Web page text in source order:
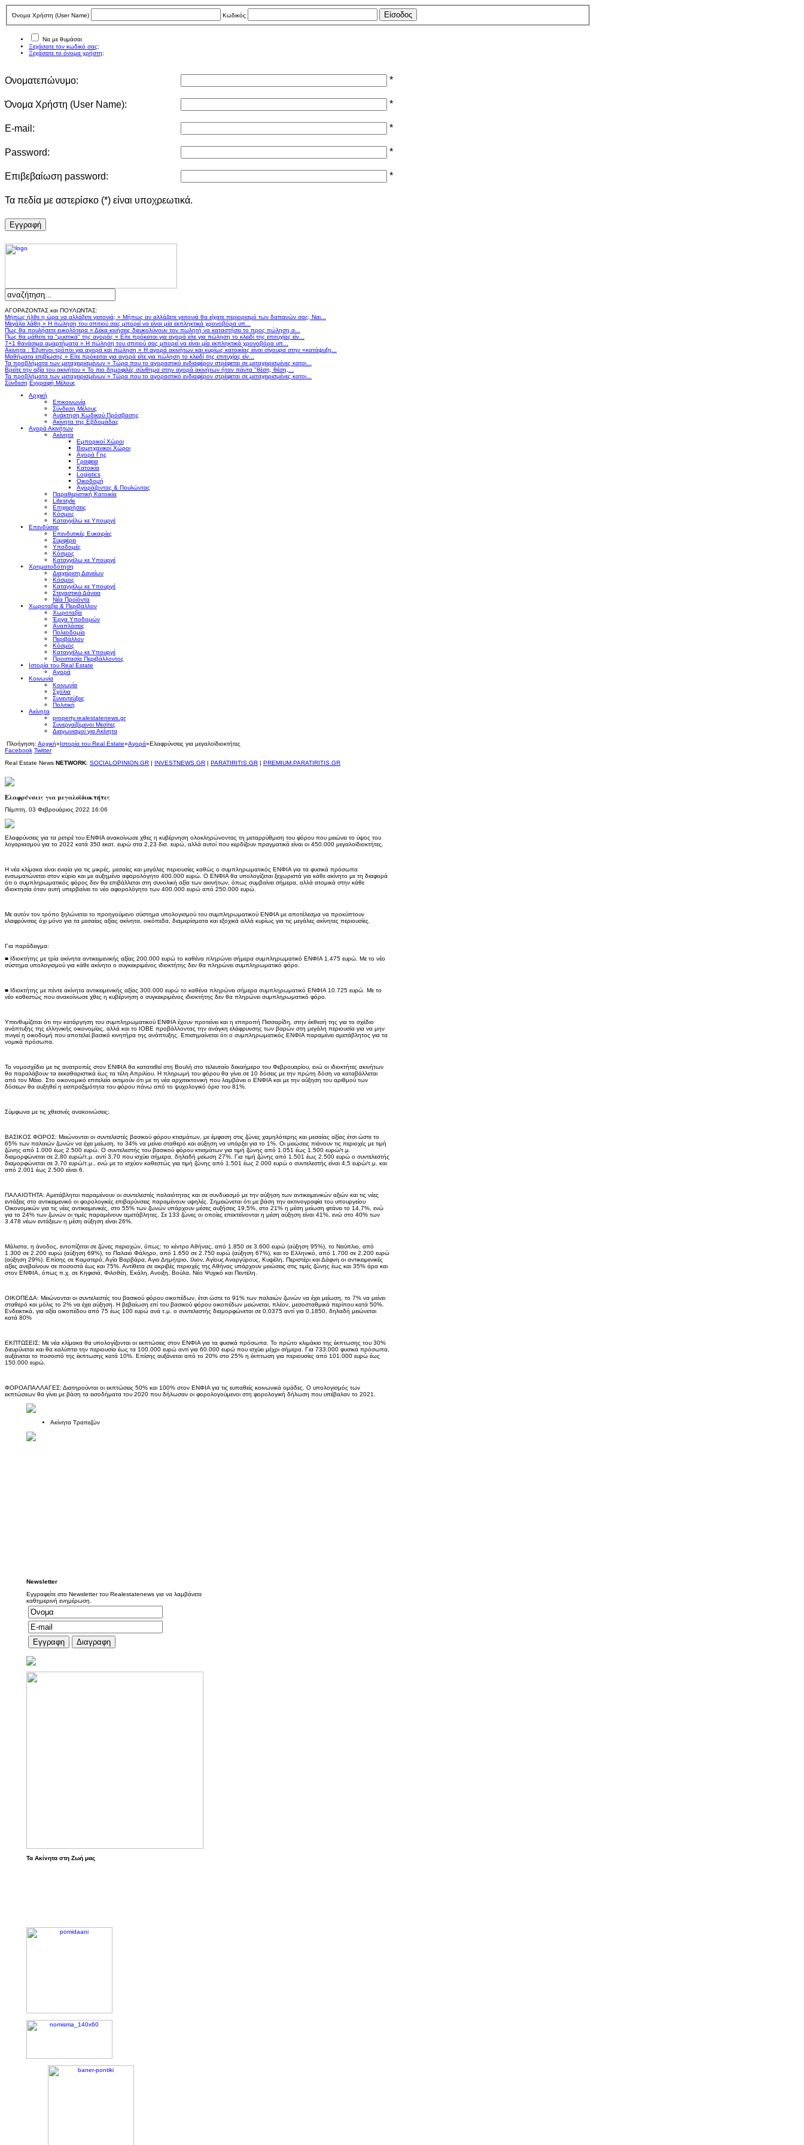
Όνομα Χρήστη (User Νame) Κωδικός
Να με θυμάσαι
Ξεχάσατε τον κωδικό σας;
Ξεχάσατε το όνομα χρήστη;
Ονοματεπώνυμο: *
Όνομα Χρήστη (User Νame): *
E-mail: *
Password: *
Επιβεβαίωση password: *
Τα πεδία με αστερίσκο (*) είναι υποχρεωτικά.
Eγγραφή
ΑΓΟΡΑΖΟΝΤΑΣ και ΠΟΥΛΩΝΤΑΣ:
Μήπως ήλθε η ώρα να αλλάξετε γειτονιά; » Μήπως αν αλλάζατε γειτονιά θα είχατε περιορισμό των δαπανών σας; Ναι...
Μεγάλα λάθη » Η πώληση του σπιτιού σας μπορεί να είναι μία εκπληκτικά χρονοβόρα υπ...
Πως θα πουλήσετε ευκολότερα » Δέκα κινήσεις διευκολύνουν τον πωλητή να καταστήσει το προς πώληση α...
Πως θα μάθετε τα "μυστικά" της αγοράς » Είτε πρόκειται για αγορά είτε για πώληση το κλειδί της επιτυχίας είν...
7+1 θανάσιμα αμαρτήματα » Η πώληση του σπιτιού σας μπορεί να είναι μία εκπληκτικά χρονοβόρα υπ...
Ακινητα : Έξυπνοι τρόποι για αγορά και πώληση » Η αγορά ακινήτων και κυρίως κατοικίας είναι σίγουρα στην «κατάψυξη...
Μαθήματα επιβίωσης » Είτε πρόκειται για αγορά είτε για πώληση το κλειδί της επιτυχίας είν...
Τα προβλήματα των μεταχειρισμένων » Τώρα που το αγοραστικό ενδιαφέρον στρέφεται σε μεταχειρισμένες κατοι...
Βρείτε την αξία του ακινήτου » Το πιο δημοφιλές σύνθημα στην αγορά ακινήτων ήταν πάντα "θέση, θέση,...
Τα προβλήματα των μεταχειρισμένων » Τώρα που το αγοραστικό ενδιαφέρον στρέφεται σε μεταχειρισμένες κατοι...
Σύνδεση Εγγραφή Μέλους
Αρχική
Επικοινωνία
Σύνδεση Μέλους
Ανάκτηση Κωδικού Πρόσβασης
Ακίνητα της Εβδομάδας
Αγορά Ακινήτων
Ακίνητα
Εμπορικοί Χώροι
Βιομηχανικοί Χώροι
Αγορά Γης
Γραφεια
Κατοικία
Logistics
Οικοδομή
Αγοράζοντας & Πουλώντας
Παραθεριστική Κατοικία
Lifestyle
Επιχειρήσεις
Κόσμος
Καταγγέλω κε Υπουργέ
Επενδύσεις
Επενδυτικές Ευκαιρίες
Συμφέρει
Υποδομές
Κόσμος
Καταγγέλω κε Υπουργέ
Χρηματοδότηση
Διαχείριση Δανείων
Κόσμος
Καταγγέλω κε Υπουργέ
Στεγαστικά Δάνεια
Νέα Προϊόντα
Χωροταξία & Περιβάλλον
Χωροταξία
Έργα Υποδομών
Αναπλάσεις
Πολεοδομία
Περιβάλλον
Κόσμος
Καταγγέλω κε Υπουργέ
Προστασία Περιβάλλοντος
Ιστορία του Real Estate
Αγορά
Κοινωνία
Κοινωνία
Σχόλια
Συνεντεύξεις
Πολιτική
Ακίνητα
property.realestatenews.gr
Συνεργαζόμενοι Μεσίτες
Διαγωνισμοί για Ακίνητα
Πλοήγηση: Αρχική»Ιστορία του Real Estate»Αγορά»Ελαφρύνσεις για μεγαλοϊδιοκτήτες
Facebook Twitter
Real Estate News NETWORK: SOCIALOPINION.GR | INVESTNEWS.GR | PARATIRITIS.GR | PREMIUM.PARATIRITIS.GR
Ελαφρύνσεις για μεγαλοϊδιοκτήτες
Πέμπτη, 03 Φεβρουάριος 2022 16:06
Ελαφρύνσεις για τα ρετιρέ του ΕΝΦΙΑ ανακοίνωσε χθες η κυβέρνηση ολοκληρώνοντας τη μεταρρύθμιση του φόρου που μειώνει το ύψος του
λογαριασμού για το 2022 κατά 350 εκατ. ευρώ στα 2,23 δισ. ευρώ, αλλά αυτοί που κερδίζουν πραγματικά είναι οι 450.000 μεγαλοϊδιοκτήτες.
Η νέα κλίμακα είναι ενιαία για τις μικρές, μεσαίες και μεγάλες περιουσίες καθώς ο συμπληρωματικός ΕΝΦΙΑ για τα φυσικά πρόσωπα
ενσωματώνεται στον κύριο και με αυξημένο αφορολόγητο 400.000 ευρώ. Ο ΕΝΦΙΑ θα υπολογίζεται ξεχωριστά για κάθε ακίνητο με τη διαφορά
ότι ο συμπληρωματικός φόρος δεν θα επιβάλλεται στη συνολική αξία των ακινήτων, όπως συμβαίνει σήμερα, αλλά ατομικά στην κάθε
ιδιοκτησία όταν αυτή υπερβαίνει το νέο αφορολόγητο των 400.000 ευρώ από 250.000 ευρώ.
Με αυτόν τον τρόπο ξηλώνεται το προηγούμενο σύστημα υπολογισμού του συμπληρωματικού ΕΝΦΙΑ με αποτέλεσμα να προκύπτουν
ελαφρύνσεις όχι μόνο για τα μεσαίας αξίας ακίνητα, οικόπεδα, διαμερίσματα και εξοχικά αλλά κυρίως για τις μεγάλες ακίνητες περιουσίες.
Για παράδειγμα:
■ Ιδιοκτήτης με τρία ακίνητα αντικειμενικής αξίας 200.000 ευρώ το καθένα πληρώνει σήμερα συμπληρωματικό ΕΝΦΙΑ 1.475 ευρώ. Με το νέο
σύστημα υπολογισμού για κάθε ακίνητο ο συγκεκριμένος ιδιοκτήτης δεν θα πληρώνει συμπληρωματικό φόρο.
■ Ιδιοκτήτης με πέντε ακίνητα αντικειμενικής αξίας 300.000 ευρώ το καθένα πληρώνει σήμερα συμπληρωματικό ΕΝΦΙΑ 10.725 ευρώ. Με το
νέο καθεστώς που ανακοίνωσε χθες η κυβέρνηση ο συγκεκριμένος ιδιοκτήτης δεν θα πληρώνει συμπληρωματικό φόρο.
Υπενθυμίζεται ότι την κατάργηση του συμπληρωματικού ΕΝΦΙΑ έχουν προτείνει και η επιτροπή Πισσαρίδη, στην έκθεσή της για το σχέδιο
ανάπτυξης της ελληνικής οικονομίας, αλλά και το ΙΟΒΕ προβάλλοντας την ανάγκη ελάφρυνσης των βαρών στη μεγάλη περιουσία για να μην
πνιγεί η οικοδομή που αποτελεί βασικό κινητήρα της ανάπτυξης. Επισημαίνεται ότι ο συμπληρωματικός ΕΝΦΙΑ παραμένει αμετάβλητος για τα
νομικά πρόσωπα.
Το νομοσχέδιο με τις ανατροπές στον ΕΝΦΙΑ θα κατατεθεί στη Βουλή στο τελευταίο δεκαήμερο του Φεβρουαρίου, ενώ οι ιδιοκτήτες ακινήτων
θα παραλάβουν τα εκκαθαριστικά έως τα τέλη Απριλίου. Η πληρωμή του φόρου θα γίνει σε 10 δόσεις με την πρώτη δόση να καταβάλλεται
από τον Μάιο. Στο οικονομικό επιτελείο εκτιμούν ότι με τη νέα αρχιτεκτονική που λαμβάνει ο ΕΝΦΙΑ και με την αύξηση του αριθμού των
δόσεων θα αυξηθεί η εισπραξιμότητα του φόρου πάνω από το ψυχολογικό όριο του 81%.
Σύμφωνα με τις χθεσινές ανακοινώσεις:
ΒΑΣΙΚΟΣ ΦΟΡΟΣ: Μειώνονται οι συντελεστές βασικού φόρου κτισμάτων, με έμφαση στις ζώνες χαμηλότερης και μεσαίας αξίας έτσι ώστε το
65% των παλαιών ζωνών να έχει μείωση, το 34% να μείνει σταθερό και αύξηση να υπάρξει για το 1%. Οι μειώσεις πιάνουν τις περιοχές με τιμή
ζώνης από 1.000 έως 2.500 ευρώ. Ο συντελεστής του βασικού φόρου κτισμάτων για τιμή ζώνης από 1.051 έως 1.500 ευρώ/τ.μ.
διαμορφώνεται σε 2,80 ευρώ/τ.μ. αντί 3,70 που ισχύει σήμερα, δηλαδή μείωση 27%. Για τιμή ζώνης από 1.501 έως 2.500 ευρώ ο συντελεστής
διαμορφώνεται σε 3,70 ευρώ/τ.μ., ενώ με το ισχύον καθεστώς για τιμή ζώνης από 1.501 έως 2.000 ευρώ ο συντελεστής είναι 4,5 ευρώ/τ.μ. και
από 2.001 έως 2.500 είναι 6.
ΠΑΛΑΙΟΤΗΤΑ: Αμετάβλητοι παραμένουν οι συντελεστές παλαιότητας και σε συνδυασμό με την αύξηση των αντικειμενικών αξιών και τις νέες
εντάξεις στο αντικειμενικό οι φορολογικές επιβαρύνσεις παραμένουν υψηλές. Σημειώνεται ότι με βάση την ακτινογραφία του υπουργείου
Οικονομικών για τις νέες αντικειμενικές, στο 55% των ζωνών υπάρχουν μέσες αυξήσεις 19,5%, στο 21% η μέση μείωση φτάνει το 14,7%, ενώ
για το 24% των ζωνών οι τιμές παραμένουν αμετάβλητες. Σε 133 ζώνες οι οποίες επεκτείνονται η μέση αύξηση είναι 41%, ενώ στο 40% των
3.478 νέων εντάξεων η μέση αύξηση είναι 26%.
Μάλιστα, η άνοδος, εντοπίζεται σε ζώνες περιοχών, όπως: το κέντρο Αθήνας, από 1.850 σε 3.600 ευρώ (αύξηση 95%), το Ναύπλιο, από
1.300 σε 2.200 ευρώ (αύξηση 69%), το Παλαιό Φάληρο, από 1.650 σε 2.750 ευρώ (αύξηση 67%), και το Ελληνικό, από 1.700 σε 2.200 ευρώ
(αύξηση 29%). Επίσης σε Καματερό, Αγία Βαρβάρα, Αγιο Δημήτριο, Ιλιον, Αγίους Αναργύρους, Κυψέλη, Περιστέρι και Δάφνη οι αντικειμενικές
αξίες ανεβαίνουν σε ποσοστά έως και 75%. Αντίθετα σε ακριβές περιοχές της Αθήνας υπάρχουν μειώσεις στις τιμές ζώνης έως και 35% άρα και
στον ΕΝΦΙΑ, όπως π.χ. σε Κηφισιά, Φιλοθέη, Εκάλη, Ανοιξη, Βούλα, Νέο Ψυχικό και Πεντέλη.
ΟΙΚΟΠΕΔΑ: Μειώνονται οι συντελεστές του βασικού φόρου οικοπέδων, έτσι ώστε το 91% των παλαιών ζωνών να έχει μείωση, το 7% να μείνει
σταθερό και μόλις το 2% να έχει αύξηση. Η βεβαίωση επί του βασικού φόρου οικοπέδων μειώνεται, πλέον, μεσοσταθμικά περίπου κατά 50%.
Ενδεικτικά, για αξία οικοπέδου από 75 έως 100 ευρώ ανά τ.μ. ο συντελεστής διαμορφώνεται σε 0,0375 αντί για 0,1850, δηλαδή μειώνεται
κατά 80%
ΕΚΠΤΩΣΕΙΣ: Με νέα κλίμακα θα υπολογίζονται οι εκπτώσεις στον ΕΝΦΙΑ για τα φυσικά πρόσωπα. Το πρώτο κλιμάκιο της έκπτωσης του 30%
διευρύνεται και θα καλύπτει την περιουσία έως τα 100.000 ευρώ αντί για 60.000 ευρώ που ισχύει μέχρι σήμερα. Για 733.000 φυσικά πρόσωπα,
αυξάνεται το ποσοστό της έκπτωσης κατά 10%. Επίσης αυξάνεται από το 20% στο 25% η έκπτωση για περιουσίες από 101.000 ευρώ έως
150.000 ευρώ.
ΦΟΡΟΑΠΑΛΛΑΓΕΣ: Διατηρούνται οι εκπτώσεις 50% και 100% στον ΕΝΦΙΑ για τις ευπαθείς κοινωνικά ομάδες. Ο υπολογισμός των
εκπτώσεων θα γίνει με βάση τα εισοδήματα του 2020 που δήλωσαν οι φορολογούμενοι στη φορολογική δήλωση που υπέβαλαν το 2021.
Ακίνητα Τραπεζών
Newsletter
Εγγραφείτε στο Newsletter του Realestatenews για να λαμβάνετε
καθημερινή ενημέρωση.
Τα Ακίνητα στη Ζωή μας